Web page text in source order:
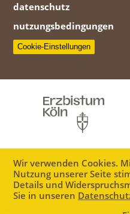
datenschutz
nutzungsbedingungen
Cookie-Einstellungen
Wir verwenden Cookies.
Nutzung unserer Seite
Details und
Sie in unseren